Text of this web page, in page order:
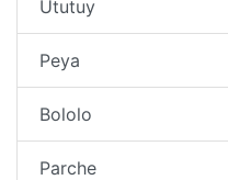
Ututuy
Peya
Bololo
Parche